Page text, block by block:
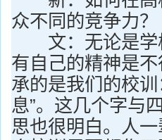
众不同的竞争力？
文：无论是学
有自己的精神是
承的是我们的校
息”。这几个字与
思也很明白。人